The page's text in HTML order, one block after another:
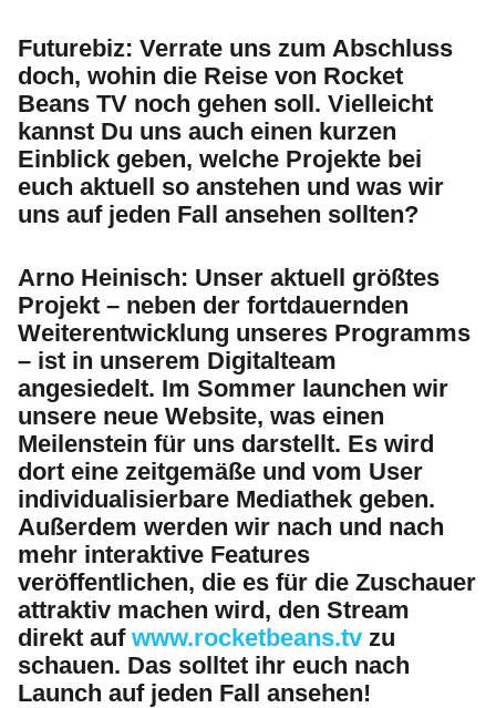
Futurebiz: Verrate uns zum Abschluss
doch, wohin die Reise von Rocket
Beans TV noch gehen soll. Vielleicht
kannst Du uns auch einen kurzen
Einblick geben, welche Projekte bei
euch aktuell so anstehen und was wir
uns auf jeden Fall ansehen sollten?
Arno Heinisch: Unser aktuell größtes
Projekt – neben der fortdauernden
Weiterentwicklung unseres Programms
– ist in unserem Digitalteam
angesiedelt. Im Sommer launchen wir
unsere neue Website, was einen
Meilenstein für uns darstellt. Es wird
dort eine zeitgemäße und vom User
individualisierbare Mediathek geben.
Außerdem werden wir nach und nach
mehr interaktive Features
veröffentlichen, die es für die Zuschauer
attraktiv machen wird, den Stream
direkt auf www.rocketbeans.tv zu
schauen. Das solltet ihr euch nach
Launch auf jeden Fall ansehen!